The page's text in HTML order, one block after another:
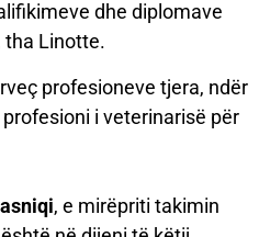
dhe diplomave
tha Linotte.
profesioneve tjera, ndër
i veterinarisë për
, e mirëpriti takimin